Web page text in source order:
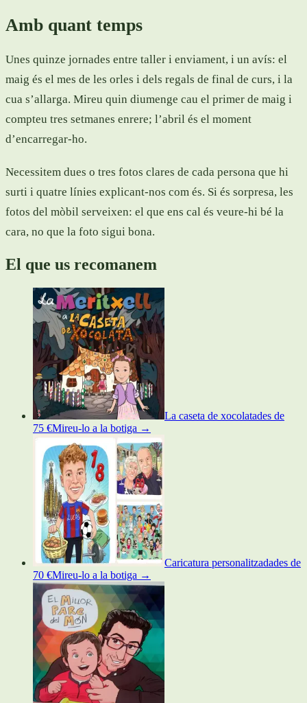
Amb quant temps
Unes quinze jornades entre taller i enviament, i un avís: el
maig és el mes de les orles i dels regals de final de curs, i la
cua s’allarga. Mireu quin diumenge cau el primer de maig i
compteu tres setmanes enrere; l’abril és el moment
d’encarregar-ho.
Necessitem dues o tres fotos clares de cada persona que hi
surti i quatre línies explicant-nos com és. Si és sorpresa, les
fotos del mòbil serveixen: el que ens cal és veure-hi bé la
cara, no que la foto sigui bona.
El que us recomanem
La caseta de xocolatades de
75 €Mireu-lo a la botiga →
Caricatura personalitzadades de
70 €Mireu-lo a la botiga →